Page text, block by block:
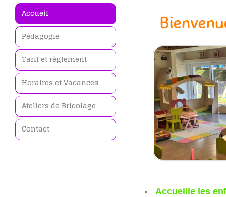
Accueil
Pédagogie
Tarif et règlement
Horaires et Vacances
Ateliers de Bricolage
Contact
Accueille les